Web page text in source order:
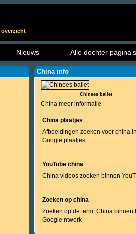
overzicht
Nieuws Alle dochter pagina's
China info
Chinees ballet
China meer informatie
China plaatjes
Afbeeldingen zoeken voor china
Google plaatjes
YouTube china
China videos zoeken binnen
Zoeken op china
Zoeken op de term: China binnen
Google ntwerk